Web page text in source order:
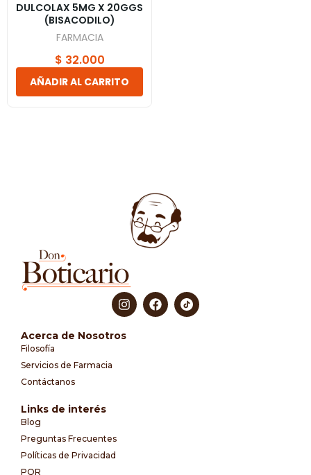
DULCOLAX 5MG X 20GGS
(BISACODILO)
FARMACIA
$ 32.000
AÑADIR AL CARRITO
Acerca de Nosotros
Filosofía
Servicios de Farmacia
Contáctanos
Links de interés
Blog
Preguntas Frecuentes
Políticas de Privacidad
PQR